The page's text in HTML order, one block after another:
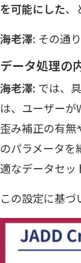
を可能にした、
海老澤: その通り
データ処理の
海老澤: では、
は、ユーザー
歪み補正の有無
のパラメータを
適なデータセッ
この設定に基